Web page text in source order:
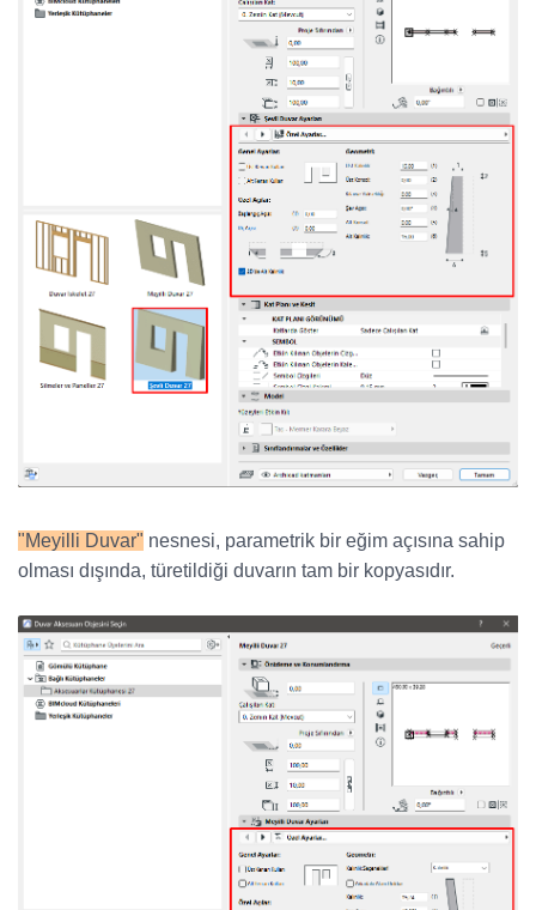
"Meyilli Duvar" nesnesi, parametrik bir eğim açısına sahip
olması dışında, türetildiği duvarın tam bir kopyasıdır.